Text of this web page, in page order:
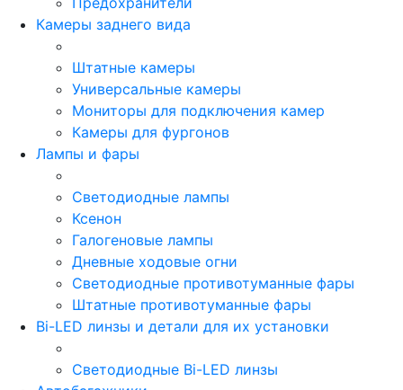
Камеры заднего вида
Штатные камеры
Универсальные камеры
Мониторы для подключения камер
Камеры для фургонов
Лампы и фары
Светодиодные лампы
Ксенон
Галогеновые лампы
Дневные ходовые огни
Светодиодные противотуманные фары
Штатные противотуманные фары
Bi-LED линзы и детали для их установки
Светодиодные Bi-LED линзы